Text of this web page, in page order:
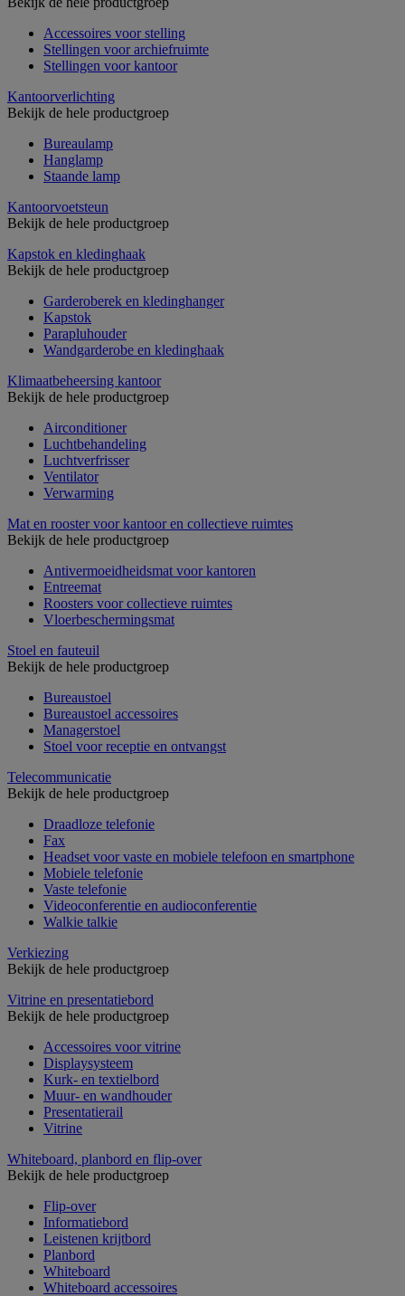
Accessoires voor stelling
Stellingen voor archiefruimte
Stellingen voor kantoor
Kantoorverlichting
Bekijk de hele productgroep
Bureaulamp
Hanglamp
Staande lamp
Kantoorvoetsteun
Bekijk de hele productgroep
Kapstok en kledinghaak
Bekijk de hele productgroep
Garderoberek en kledinghanger
Kapstok
Parapluhouder
Wandgarderobe en kledinghaak
Klimaatbeheersing kantoor
Bekijk de hele productgroep
Airconditioner
Luchtbehandeling
Luchtverfrisser
Ventilator
Verwarming
Mat en rooster voor kantoor en collectieve ruimtes
Bekijk de hele productgroep
Antivermoeidheidsmat voor kantoren
Entreemat
Roosters voor collectieve ruimtes
Vloerbeschermingsmat
Stoel en fauteuil
Bekijk de hele productgroep
Bureaustoel
Bureaustoel accessoires
Managerstoel
Stoel voor receptie en ontvangst
Telecommunicatie
Bekijk de hele productgroep
Draadloze telefonie
Fax
Headset voor vaste en mobiele telefoon en smartphone
Mobiele telefonie
Vaste telefonie
Videoconferentie en audioconferentie
Walkie talkie
Verkiezing
Bekijk de hele productgroep
Vitrine en presentatiebord
Bekijk de hele productgroep
Accessoires voor vitrine
Displaysysteem
Kurk- en textielbord
Muur- en wandhouder
Presentatierail
Vitrine
Whiteboard, planbord en flip-over
Bekijk de hele productgroep
Flip-over
Informatiebord
Leistenen krijtbord
Planbord
Whiteboard
Whiteboard accessoires